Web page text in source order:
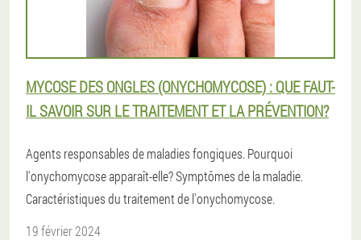
MYCOSE DES ONGLES (ONYCHOMYCOSE) : QUE FAUT-
IL SAVOIR SUR LE TRAITEMENT ET LA PRÉVENTION?
Agents responsables de maladies fongiques. Pourquoi
l'onychomycose apparaît-elle? Symptômes de la maladie.
Caractéristiques du traitement de l'onychomycose.
19 février 2024